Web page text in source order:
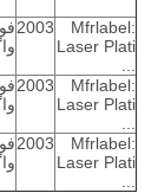
Mfrlabel:
Laser Plati
...
2003
Mfrlabel:
Laser Plati
...
2003
Mfrlabel:
Laser Plati
...
2003